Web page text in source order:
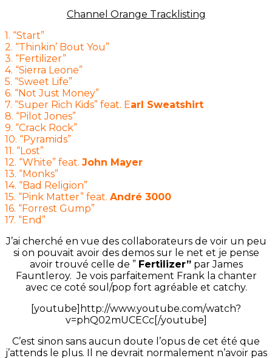
Channel Orange Tracklisting
1. “Start”
2. “Thinkin’ Bout You”
3. “Fertilizer”
4. “Sierra Leone”
5. “Sweet Life”
6. “Not Just Money”
7. “Super Rich Kids” feat. Earl Sweatshirt
8. “Pilot Jones”
9. “Crack Rock”
10. “Pyramids”
11. “Lost”
12. “White” feat. John Mayer
13. “Monks”
14. “Bad Religion”
15. “Pink Matter” feat. André 3000
16. “Forrest Gump”
17. “End”
J’ai cherché en vue des collaborateurs de voir un peu
si on pouvait avoir des demos sur le net et je pense
avoir trouvé celle de ” Fertilizer”par James
Fauntleroy. Je vois parfaitement Frank la chanter
avec ce coté soul/pop fort agréable et catchy.
[youtube]http://www.youtube.com/watch?
v=phQ02mUCECc[/youtube]
C’est sinon sans aucun doute l’opus de cet été que
j’attends le plus. Il ne devrait normalement n’avoir pas